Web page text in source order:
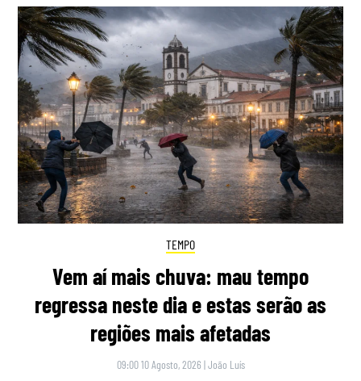
TEMPO
Vem aí mais chuva: mau tempo
regressa neste dia e estas serão as
regiões mais afetadas
09:00 10 Agosto, 2026 |João Luís